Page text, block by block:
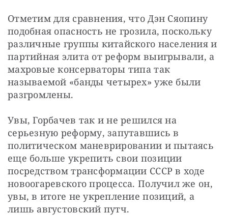
Отметим для сравнения, что Дэн Сяопину
подобная опасность не грозила, поскольку
различные группы китайского населения и
партийная элита от реформ выигрывали, а
махровые консерваторы типа так
называемой «банды четырех» уже были
разгромлены.
Увы, Горбачев так и не решился на
серьезную реформу, запутавшись в
политическом маневрировании и пытаясь
еще больше укрепить свои позиции
посредством трансформации СССР в ходе
новоогаревского процесса. Получил же он,
увы, в итоге не укрепление позиций, а
лишь августовский путч.